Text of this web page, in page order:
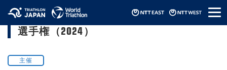
メ
ニ
日本スーパースプリントトライアスロン
選手権（2024）
主催